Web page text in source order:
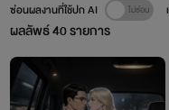
ผลลัพธ์40รายการ
ซ่อนผลงานที่ใช้ปก AI